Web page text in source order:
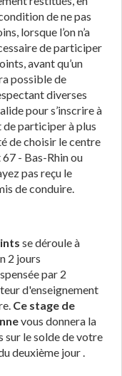
de ne pas
lorsque l’on n’a
de participer
avant qu’un
possible de
diverses
pour s’inscrire à
de participer à plus
de choisir le centre
- Bas-Rhin ou
pas reçu le
de conduire.
se déroule à
2 jours
par 2
d'enseignement
Ce stage de
vous donnera la
le solde de votre
deuxième jour .